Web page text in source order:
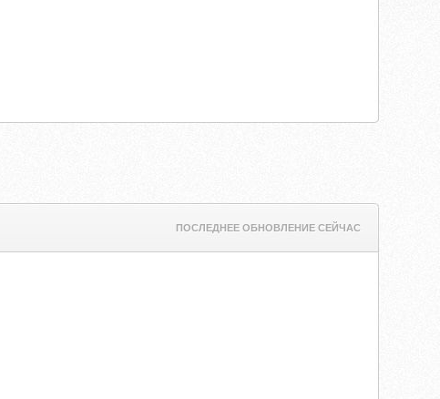
ПОСЛЕДНЕЕ ОБНОВЛЕНИЕ СЕЙЧАС